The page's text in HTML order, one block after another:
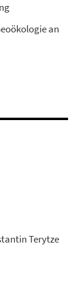
an
Terytze